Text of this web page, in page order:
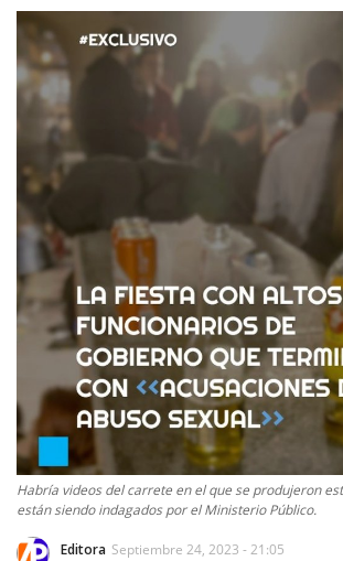
Deporte
Política
Espectáculos
Habría videos del carrete en el que se produjeron
están siendo indagados por el Ministerio Público.
Editora Septiembre 24, 2023 - 21:05